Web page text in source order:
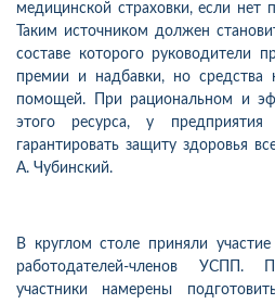
медицинской страховки, если нет
Таким источником должен
составе которого руководители
премии и надбавки, но средства
помощей. При рациональном и
этого ресурса, у предприятия
гарантировать защиту здоровья
А. Чубинский.
В круглом столе приняли
работодателей-членов УСПП.
участники намерены